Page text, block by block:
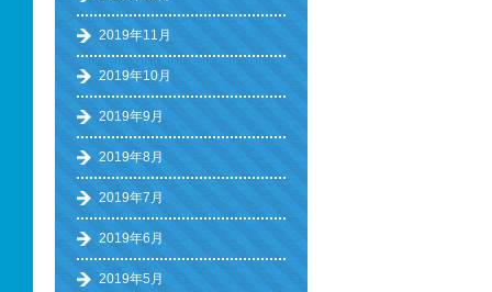
2019年11月
2019年10月
2019年9月
2019年8月
2019年7月
2019年6月
2019年5月